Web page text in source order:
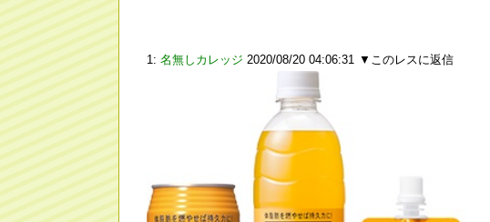
1: 名無しカレッジ 2020/08/20 04:06:31 ▼このレスに返信